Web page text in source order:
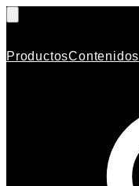
ProductosContenidos